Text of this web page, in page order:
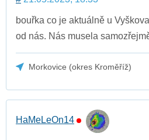
bouřka co je aktuálně u
od nás. Nás musela
Morkovice (okres Kroměříž)
HaMeLeOn14